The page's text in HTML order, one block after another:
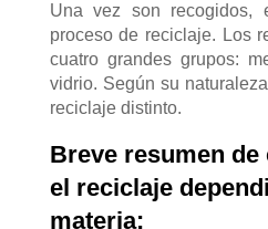
Una vez son recogidos,
proceso de reciclaje. Los
cuatro grandes grupos:
vidrio. Según su
reciclaje distinto.
Breve resumen
el reciclaje
materia: